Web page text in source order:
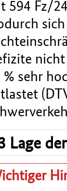
594 Fz/
% sehr
Lage